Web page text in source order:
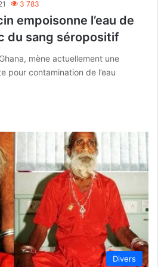
3 783
empoisonne l’eau de
du sang séropositif
mène actuellement une
pour contamination de l’eau
Divers